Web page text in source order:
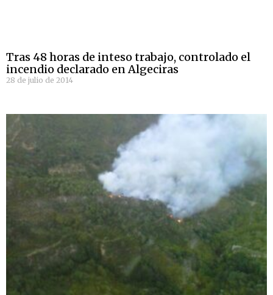
Tras 48 horas de inteso trabajo, controlado el
incendio declarado en Algeciras
28 de julio de 2014